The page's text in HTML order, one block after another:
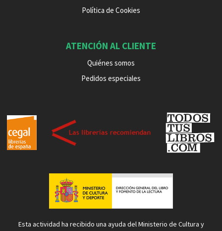
Política de Cookies
ATENCIÓN AL CLIENTE
Quiénes somos
Pedidos especiales
Esta actividad ha recibido una ayuda del Ministerio de Cultura y